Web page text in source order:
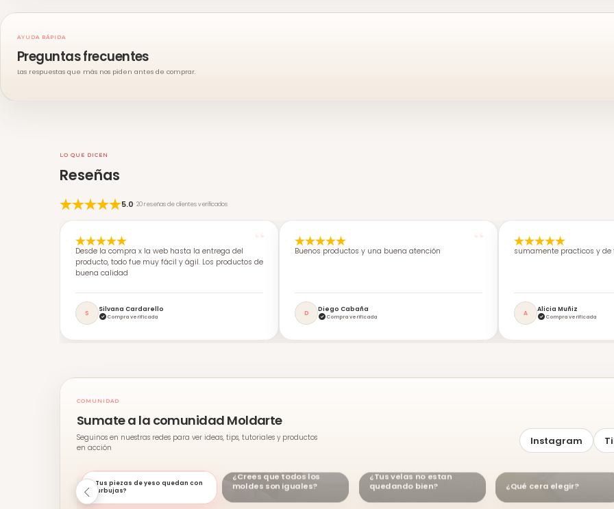
AYUDA RÁPIDA
Preguntas frecuentes
Las respuestas que más nos piden antes de comprar.
LO QUE DICEN
Reseñas
5.0· 20 reseñas de clientes verificados
Desde la compra x la web hasta la entrega del
producto, todo fue muy fácil y ágil. Los productos de
buena calidad
S Silvana Cardarello
Compra verificada
Buenos productos y una buena atención
D Diego Cabaña
Compra verificada
sumamente practicos y de
A Alicia Muñiz
Compra verificada
COMUNIDAD
Sumate a la comunidad Moldarte
Seguinos en nuestras redes para ver ideas, tips, tutoriales y productos
en acción
Instagram
¿Tus piezas de yeso quedan con
burbujas?
¿Crees que todos los
moldes son iguales?
¿Tus velas no estan
quedando bien?
¿Qué cera elegir?